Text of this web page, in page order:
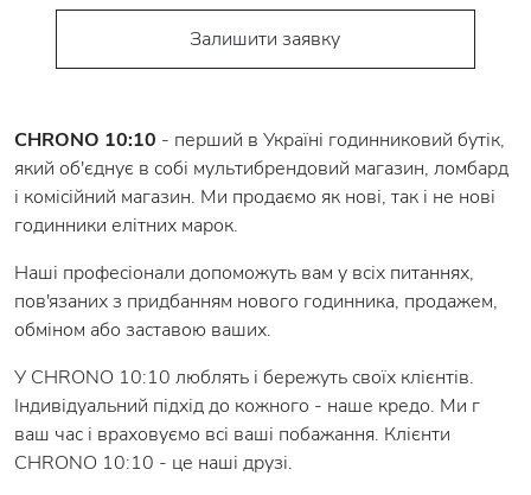
Залишити заявку
CHRONO 10:10 - перший в Україні годинниковий бутік,
який об'єднує в собі мультибрендовий магазин, ломбард
і комісійний магазин. Ми продаємо як нові, так і не нові
годинники елітних марок.
Наші професіонали допоможуть вам у всіх питаннях,
пов'язаних з придбанням нового годинника, продажем,
обміном або заставою ваших.
У CHRONO 10:10 люблять і бережуть своїх клієнтів.
Індивідуальний підхід до кожного - наше кредо. Ми г
ваш час і враховуємо всі ваші побажання. Клієнти
CHRONO 10:10 - це наші друзі.